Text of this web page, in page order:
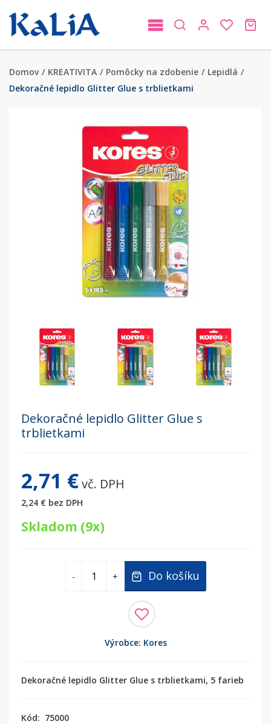
Domov / KREATIVITA / Pomôcky na zdobenie / Lepidlá /
Dekoračné lepidlo Glitter Glue s trblietkami
Dekoračné lepidlo Glitter Glue s
trblietkami
2,71 €vč. DPH
2,24 € bez DPH
Skladom (9x)
- + Do košíku
Výrobce: Kores
Dekoračné lepidlo Glitter Glue s trblietkami, 5 farieb
Kód: 75000